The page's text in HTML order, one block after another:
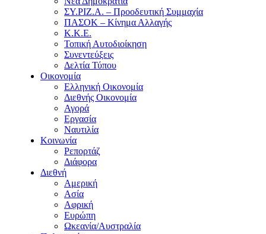
ΣΥ.ΡΙΖ.Α. – Προοδευτική Συμμαχία
ΠΑΣΟΚ – Κίνημα Αλλαγής
Κ.Κ.Ε.
Τοπική Αυτοδιοίκηση
Συνεντεύξεις
Δελτία Τύπου
Οικονομία
Ελληνική Οικονομία
Διεθνής Οικονομία
Αγορά
Εργασία
Ναυτιλία
Κοινωνία
Ρεπορτάζ
Διάφορα
Διεθνή
Αμερική
Ασία
Αφρική
Ευρώπη
Ωκεανία/Αυστραλία